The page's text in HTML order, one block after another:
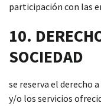
participación con las
10.
SOCIEDAD
se reserva el derecho
y/o los servicios